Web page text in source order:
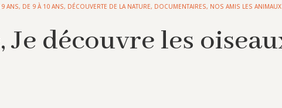
9 ANS, DE 9 À 10 ANS, DÉCOUVERTE DE LA NATURE, DOCUMENTAIRES, NOS AMIS LES ANIMAUX
découvre les